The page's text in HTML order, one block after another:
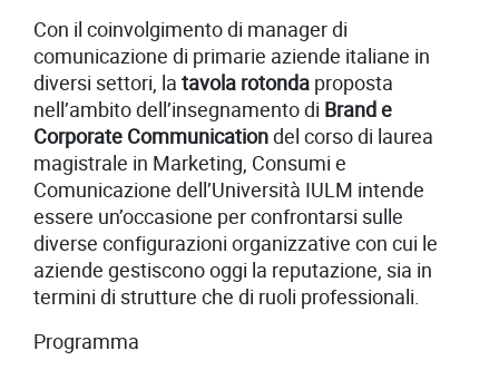
Con il coinvolgimento di manager di
comunicazione di primarie aziende italiane in
diversi settori, la tavola rotonda proposta
nell’ambito dell’insegnamento di Brand e
Corporate Communicationdel corso di laurea
magistrale in Marketing, Consumi e
Comunicazione dell’Università IULM intende
essere un’occasione per confrontarsi sulle
diverse configurazioni organizzative con cui le
aziende gestiscono oggi la reputazione, sia in
termini di strutture che di ruoli professionali.
Programma